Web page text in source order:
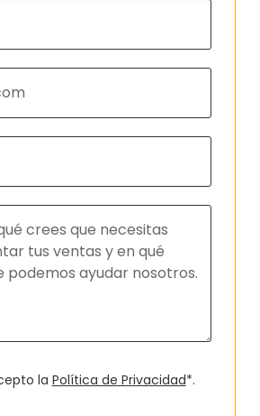
la Política de Privacidad*.